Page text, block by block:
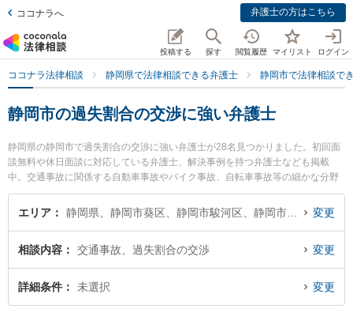
ココナラへ 弁護士の方はこちら
投稿する 探す 閲覧履歴 マイリスト ログイン
ココナラ法律相談 静岡県で法律相談できる弁護士 静岡市で法律相談で
静岡市の過失割合の交渉に強い弁護士
静岡県の静岡市で過失割合の交渉に強い弁護士が28名見つかりました。初回面
談無料や休日面談に対応している弁護士、解決事例を持つ弁護士なども掲載
中。交通事故に関係する自動車事故やバイク事故、自転車事故等の細かな分野
での絞り込み検索もでき便利です。特に東京スタートアップ法律事務所 静岡支
店の日野 卓郎弁護士や弁護士法人ましろ総合法律事務所の青木 皓平弁護士、ミ
ブルを今すぐに弁護士に相談したい』『過失割合の交渉のトラブル解決の実績
豊富な近くの弁護士を検索したい』『初回相談無料で過失割合の交渉を法律相
談できる静岡市内の弁護士に相談予約したい』などでお困りの相談者さんにお
エリア 変更
相談内容 交通事故、過失割合の交渉 変更
詳細条件 未選択 変更